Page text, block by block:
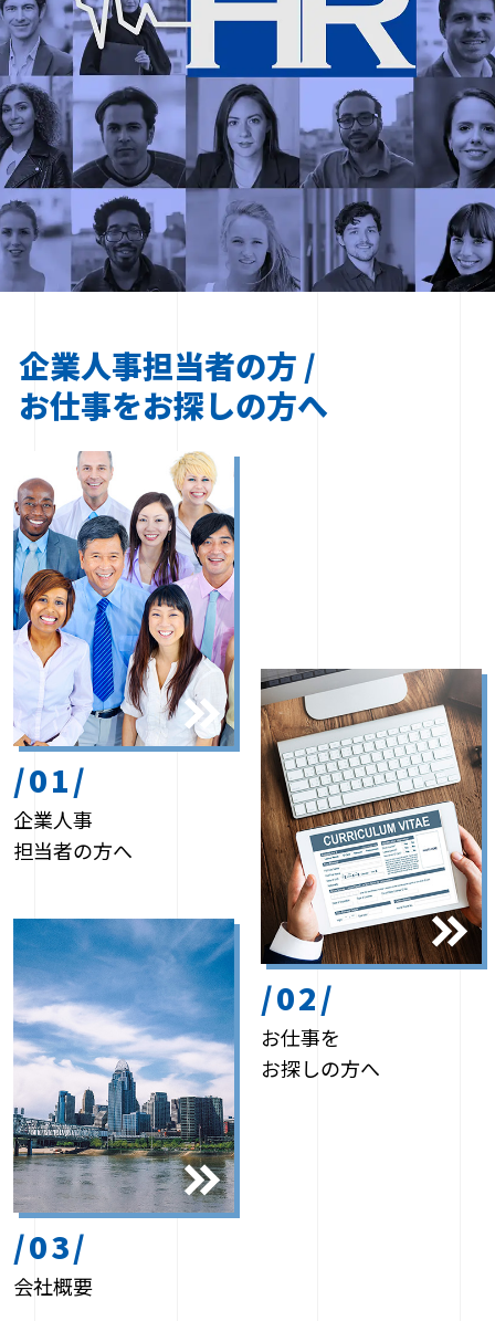
企業人事担当者の方 /
お仕事をお探しの方へ
/01/
企業人事
担当者の方へ
/03/
会社概要
/02/
お仕事を
お探しの方へ